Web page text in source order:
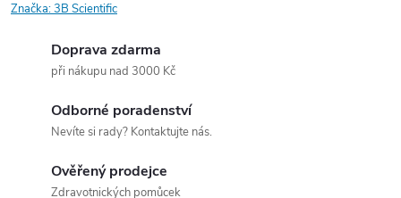
Značka:3B Scientific
Doprava zdarma
při nákupu nad 3000 Kč
Odborné poradenství
Nevíte si rady? Kontaktujte nás.
Ověřený prodejce
Zdravotnických pomůcek